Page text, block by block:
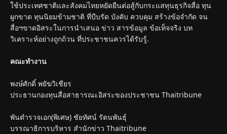
ใช้ประเทศชาติและสังคมไทยหยัดยืนต่อสู้กับกระแสทุนธุรกิจสื่อ ทุน
ผูกขาด ทุนนิยมข้ามชาติ ที่บีบรัด บังคับ ควบคุม สร้างข้อจำกัด จน
สื่อฯขาดอิสระในการนำเสนอ ข่าว สารข้อมูล ข้อเท็จจริง บท
วิเคราะห์อย่างถูกถ้วน ที่ประชาชนควรได้รับรู้.
คณะทำงาน
พงษ์ศักดิ์ พยัฆวิเชียร
ประธานกองทุนสื่อสาธารณะอิสระของประชาชน Thaitribune
พันตำรวจเอก(พิเศษ) ชัยทัศน์ รัตนพันธุ์
บรรณาธิการบริหาร สำนักข่าว Thaitribune